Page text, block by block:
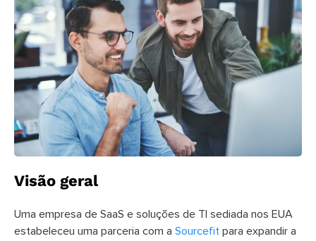
Visão geral
Uma empresa de SaaS e soluções de TI sediada nos EUA
estabeleceu uma parceria com a Sourcefit para expandir a